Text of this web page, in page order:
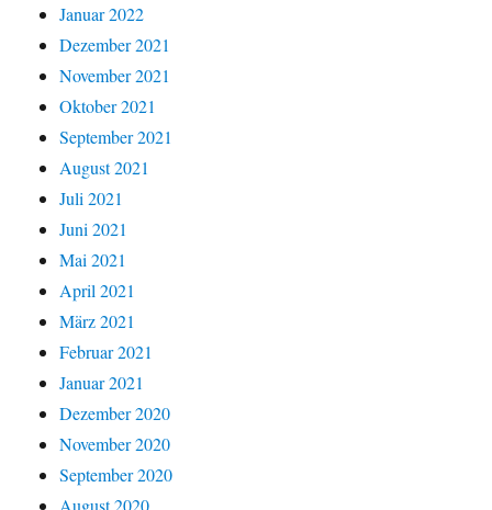
Januar 2022
Dezember 2021
November 2021
Oktober 2021
September 2021
August 2021
Juli 2021
Juni 2021
Mai 2021
April 2021
März 2021
Februar 2021
Januar 2021
Dezember 2020
November 2020
September 2020
August 2020